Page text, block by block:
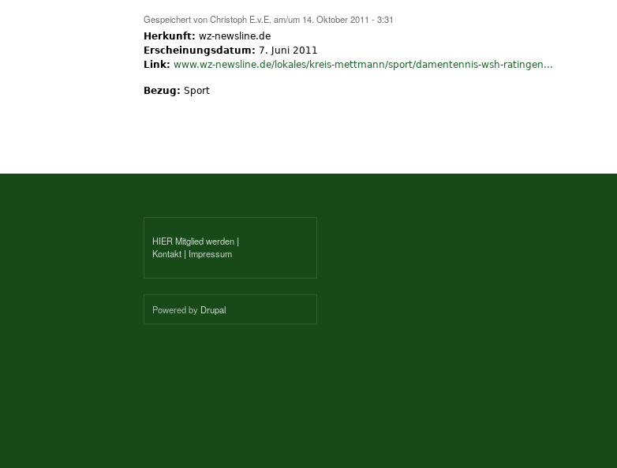
Gespeichert vonChristoph E.v.E. am/um 14. Oktober 2011 - 3:31
Herkunft: wz-newsline.de
Erscheinungsdatum: 7. Juni 2011
Link: www.wz-newsline.de/lokales/kreis-mettmann/sport/damentennis-wsh-ratingen...
Bezug: Sport
HIER Mitglied werden |
Kontakt | Impressum
Powered by Drupal